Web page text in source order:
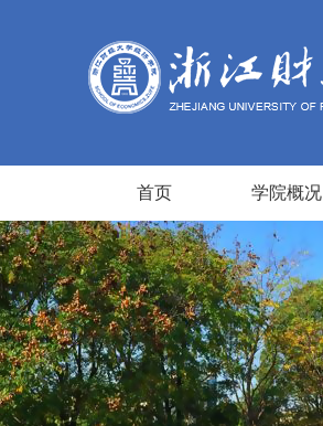
首页 学院概况